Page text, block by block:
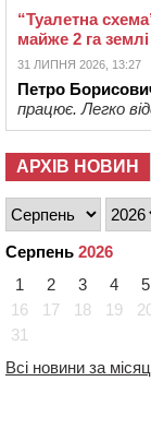
“Туалетна
майже 2 га землі
31 ЛИПНЯ 2026, 13:27
Петро
працює. Легко
АРХІВ НОВИН
Серпень 2026
1
2 3 4 5
16
17 18 19
31
Всі новини за